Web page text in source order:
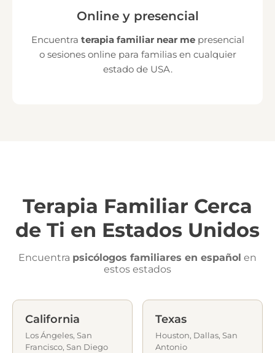
Online y presencial
Encuentra terapia familiar near mepresencial
o sesiones online para familias en cualquier
estado de USA.
Terapia Familiar Cerca
de Ti en Estados Unidos
Encuentra psicólogos familiares en español en
estos estados
California
Los Ángeles, San
Francisco, San Diego
Texas
Houston, Dallas, San
Antonio